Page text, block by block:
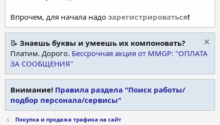
Впрочем, для начала надо зарегистрироваться!
📝 Знаешь буквы и умеешь их компоновать?
Платим. Дорого. Бессрочная акция от MMGP: "ОПЛАТА
ЗА СООБЩЕНИЯ"
Внимание! Правила раздела "Поиск работы/
подбор персонала/сервисы"
Покупка и продажа трафика на сайт